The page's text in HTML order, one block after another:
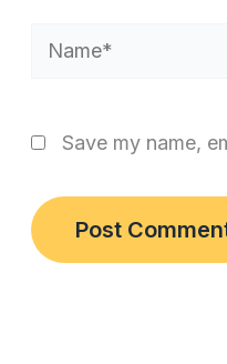
Name*
Save my name,